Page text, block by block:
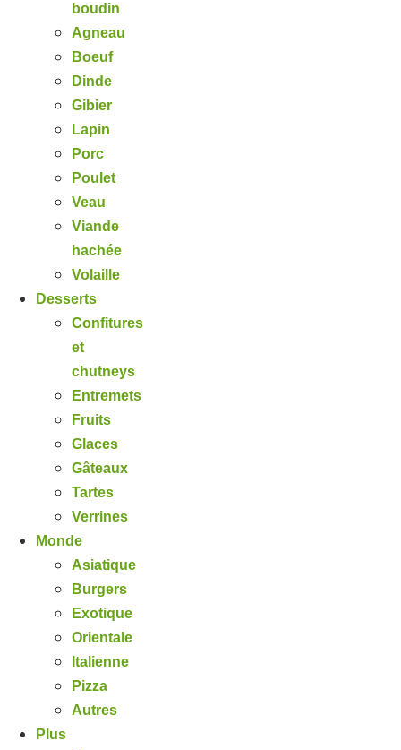
boudin
Agneau
Boeuf
Dinde
Gibier
Lapin
Porc
Poulet
Veau
Viande
hachée
Volaille
Desserts
Confitures
et
chutneys
Entremets
Fruits
Glaces
Gâteaux
Tartes
Verrines
Monde
Asiatique
Burgers
Exotique
Orientale
Italienne
Pizza
Autres
Plus